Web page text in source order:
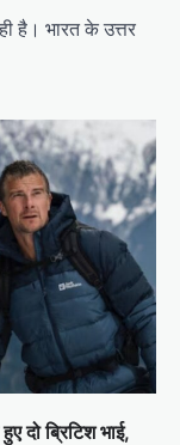
है। भारत के उत्तर
दो ब्रिटिश भाई,